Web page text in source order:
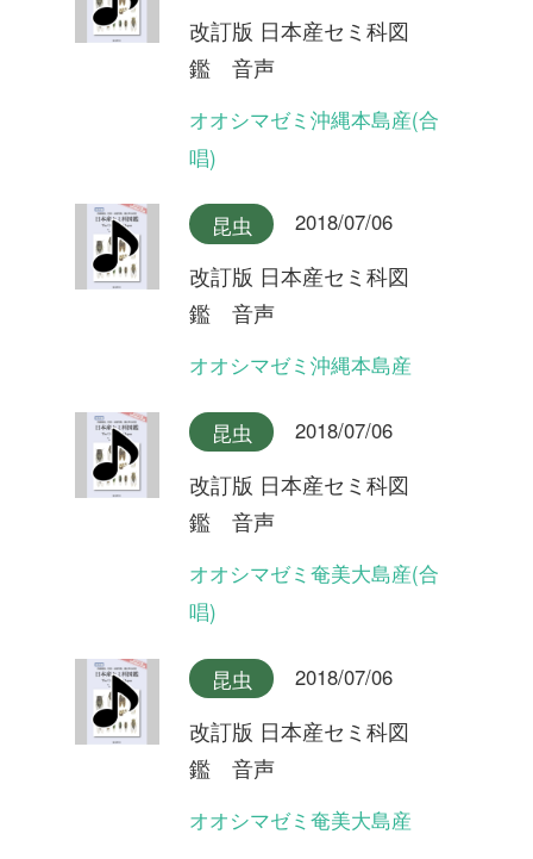
改訂版 日本産セミ科図
鑑 音声
ツクツクボウシ屋久島産
昆虫
改訂版 日本産セミ科図
鑑 音声
ツクツクボウシ
改訂版 日本産セミ科図
鑑 音声
タイワンヒグラシ(合唱)
昆虫 2018/07/06
鑑 音声
タイワンヒグラシ
昆虫 2018/07/06
改訂版 日本産セミ科図
鑑 音声